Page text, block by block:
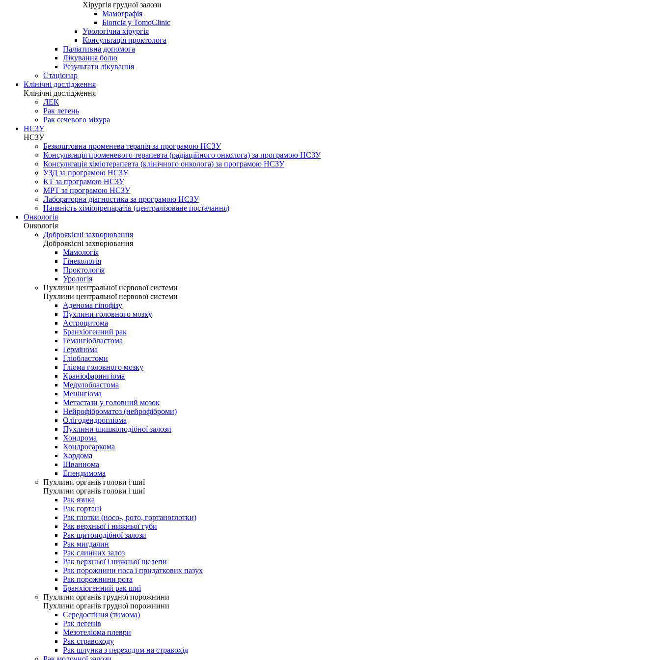
Хірургія грудної залози
Мамографія
Біопсія у TomoClinic
Урологічна хірургія
Консультація проктолога
Паліативна допомога
Лікування болю
Результати лікування
Стаціонар
Клінічні дослідження
Клінічні дослідження
ЛЕК
Рак легень
Рак сечевого міхура
НСЗУ
НСЗУ
Безкоштовна променева терапія за програмою НСЗУ
Консультація променевого терапевта (радіаційного онколога) за програмою НСЗУ
Консультація хіміотерапевта (клінічного онколога) за програмою НСЗУ
УЗД за програмою НСЗУ
КТ за програмою НСЗУ
МРТ за програмою НСЗУ
Лабораторна діагностика за програмою НСЗУ
Наявність хіміопрепаратів (централізоване постачання)
Онкологія
Онкологія
Доброякісні захворювання
Доброякісні захворювання
Мамологія
Гінекологія
Проктологія
Урологія
Пухлини центральної нервової системи
Пухлини центральної нервової системи
Аденома гіпофізу
Пухлини головного мозку
Астроцитома
Бранхіогенний рак
Гемангіобластома
Гермінома
Гліобластоми
Гліома головного мозку
Краніофарингіома
Медулобластома
Менінгіома
Метастази у головний мозок
Нейрофіброматоз (нейрофіброми)
Олігодендрогліома
Пухлини шишкоподібної залози
Хондрома
Хондросаркома
Хордома
Шваннома
Епендимома
Пухлини органів голови і шиї
Пухлини органів голови і шиї
Рак язика
Рак гортані
Рак глотки (носо-, рото, гортаноглотки)
Рак верхньої і нижньої губи
Рак щитоподібної залози
Рак мигдалин
Рак слинних залоз
Рак верхньої і нижньої щелепи
Рак порожнини носа і придаткових пазух
Рак порожнини рота
Бранхіогенний рак шиї
Пухлини органів грудної порожнини
Пухлини органів грудної порожнини
Середостіння (тимома)
Рак легенів
Мезотеліома плеври
Рак стравоходу
Рак шлунка з переходом на стравохід